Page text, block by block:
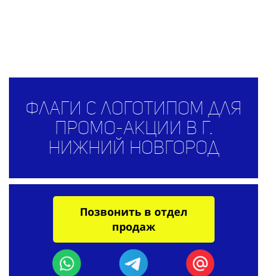
Флаги с логотипом для
промо-акции в г.
Нижний Новгород
Позвонить в отдел
продаж